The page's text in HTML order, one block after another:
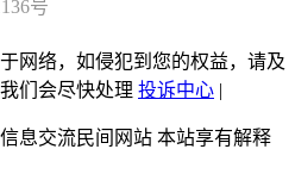
号
网络，如侵犯到您的权益，请及
们会尽快处理 投诉中心 |
息交流民间网站 本站享有解释